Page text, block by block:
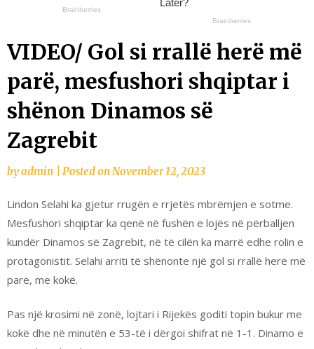
VIDEO/ Gol si rrallë herë më
parë, mesfushori shqiptar i
shënon Dinamos së
Zagrebit
byadmin Posted onNovember 12, 2023
Lindon Selahi ka gjetur rrugën e rrjetës mbrëmjen e sotme.
Mesfushori shqiptar ka qenë në fushën e lojës në përballjen
kundër Dinamos së Zagrebit, në të cilën ka marrë edhe rolin e
protagonistit. Selahi arriti të shënonte një gol si rrallë herë më
parë, me kokë.
Pas një krosimi në zonë, lojtari i Rijekës goditi topin bukur me
kokë dhe në minutën e 53-të i dërgoi shifrat në 1-1. Dinamo e